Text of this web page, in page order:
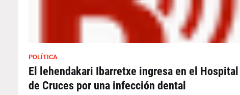
POLÍTICA
El lehendakari Ibarretxe ingresa en el Hospital
de Cruces por una infección dental